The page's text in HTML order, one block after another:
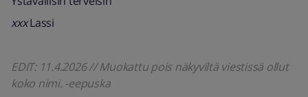
xxxLassi
EDIT: 11.4.2026 // Muokattu pois näkyviltä viestissä ollut
koko nimi. -eepuska